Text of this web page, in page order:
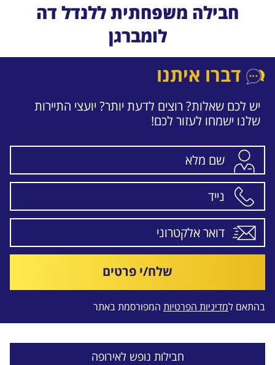
חבילה משפחתית ללנדל דה
לומברגן
דברו איתנו
יש לכם שאלות? רוצים לדעת יותר? יועצי התיירות
שלנו ישמחו לעזור לכם!
שלח/י פרטים
בהתאם למדיניות הפרטיות המפורסמת באתר
חבילות נופש לאירופה